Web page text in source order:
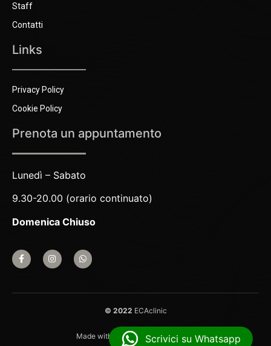
Staff
Contatti
Links
Privacy Policy
Cookie Policy
Prenota un appuntamento
Lunedì – Sabato
9.30-20.00 (orario continuato)
Domenica Chiuso
© 2022 ECAclinic
Made with by X5G Agenzia Web
Scrivici su Whatsapp